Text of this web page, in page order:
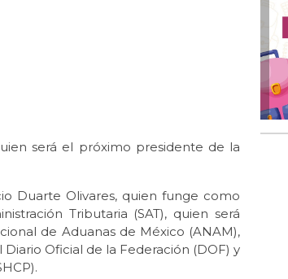
será el próximo presidente de la
Duarte Olivares, quien funge como
Tributaria (SAT), quien será
de Aduanas de México (ANAM),
Oficial de la Federación (DOF) y